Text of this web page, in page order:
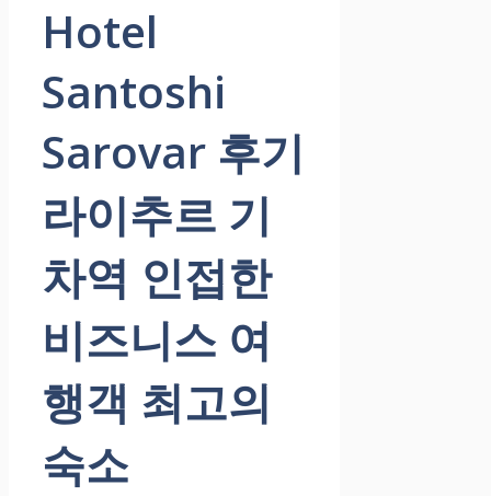
Hotel
Santoshi
Sarovar 후기
라이추르 기
차역 인접한
비즈니스 여
행객 최고의
숙소